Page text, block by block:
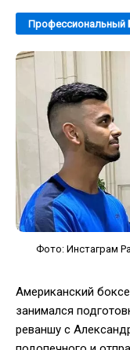
Профессиональный
Фото: Инстаграм
Американский
занимался
реваншу с